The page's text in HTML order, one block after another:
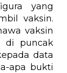
yang
vaksin.
vaksin
di puncak
data
apa bukti